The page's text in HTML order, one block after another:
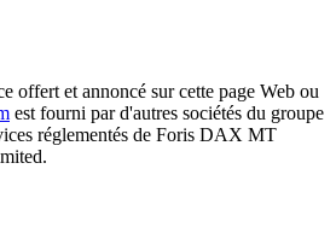
offert et annoncé sur cette page Web ou
est fourni par d'autres sociétés du groupe
réglementés de Foris DAX MT